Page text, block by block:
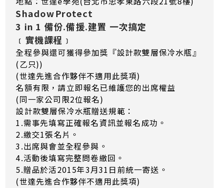
ShadowProtect
3 in 1 備份.備援.建置 一次搞定
﹝實機課程﹞
全程參與還可獲得參加獎『設計款雙層保冷水瓶』
(乙只))
(世達先進合作夥伴不適用此獎項)
名額有限，請立即報名已維護您的出席權益
(同一家公司限2位報名)
設計款雙層保冷水瓶贈送規範：
1.需事先填寫正確報名資訊並報名成功。
2.繳交1張名片。
3.出席與會並全程參與。
4.活動後填寫完整問卷繳回。
5.贈品於活2015年3月31日前統一寄送。
(世達先進合作夥伴不適用此獎項)